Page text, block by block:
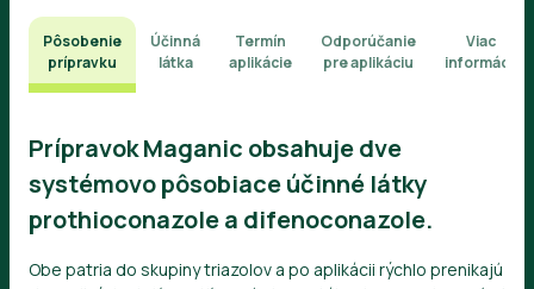
Pôsobenie
prípravku
Účinná
látka
Termín
aplikácie
Odporúčanie
pre aplikáciu
Viac
informácií
PrípravokMaganic obsahuje dve
systémovo pôsobiace účinné látky
prothioconazole a difenoconazole.
Obe patria do skupiny triazolov a po aplikácii rýchlo prenikajú